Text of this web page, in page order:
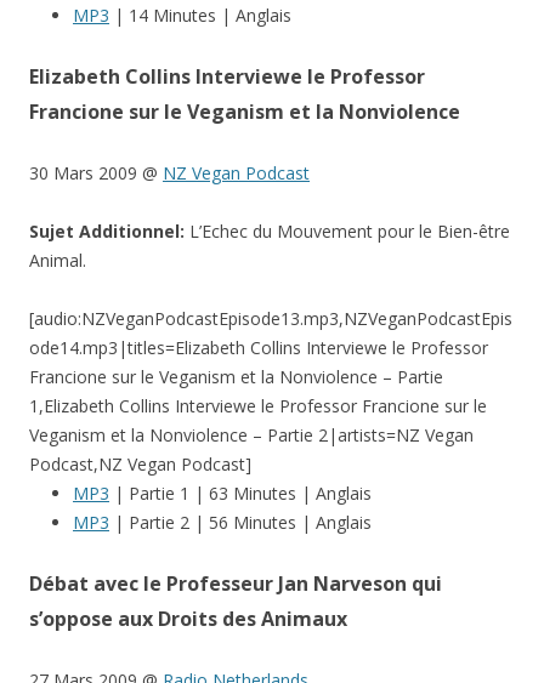
MP3 | 14 Minutes | Anglais
Elizabeth Collins Interviewe le Professor
Francione sur le Veganism et la Nonviolence
30 Mars 2009 @ NZ Vegan Podcast
Sujet Additionnel: L’Echec du Mouvement pour le Bien-être
Animal.
[audio:NZVeganPodcastEpisode13.mp3,NZVeganPodcastEpis
ode14.mp3|titles=Elizabeth Collins Interviewe le Professor
Francione sur le Veganism et la Nonviolence – Partie
1,Elizabeth Collins Interviewe le Professor Francione sur le
Veganism et la Nonviolence – Partie 2|artists=NZ Vegan
Podcast,NZ Vegan Podcast]
MP3 | Partie 1 | 63 Minutes | Anglais
MP3 | Partie 2 | 56 Minutes | Anglais
Débat avec le Professeur Jan Narveson qui
s’oppose aux Droits des Animaux